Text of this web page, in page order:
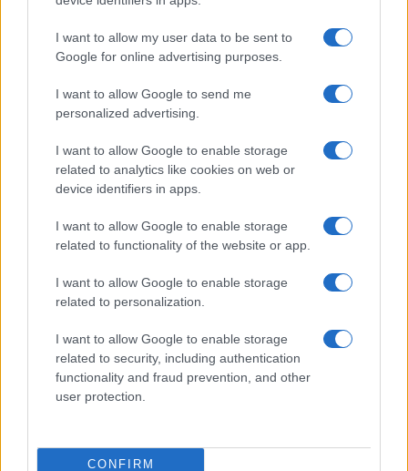
I want to allow my user data to be sent to
Google for online advertising purposes.
I want to allow Google to send me
personalized advertising.
I want to allow Google to enable storage
related to analytics like cookies on web or
device identifiers in apps.
I want to allow Google to enable storage
related to functionality of the website or app.
I want to allow Google to enable storage
related to personalization.
I want to allow Google to enable storage
related to security, including authentication
functionality and fraud prevention, and other
user protection.
CONFIRM
Cannigione celebra la cultura gallurese con il
NECROLOGIE
Mario Malu
Paolo Pinna